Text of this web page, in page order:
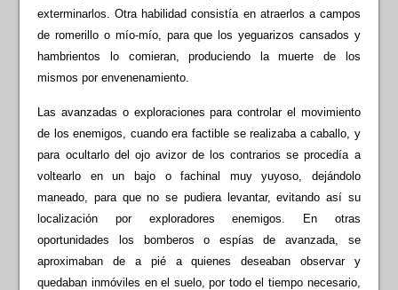
exterminarlos. Otra habilidad consistía en atraerlos a campos
de romerillo o mío-mío, para que los yeguarizos cansados y
hambrientos lo comieran, produciendo la muerte de los
mismos por envenenamiento.
Las avanzadas o exploraciones para controlar el movimiento
de los enemigos, cuando era factible se realizaba a caballo, y
para ocultarlo del ojo avizor de los contrarios se procedía a
voltearlo en un bajo o fachinal muy yuyoso, dejándolo
maneado, para que no se pudiera levantar, evitando así su
localización por exploradores enemigos. En otras
oportunidades los bomberos o espías de avanzada, se
aproximaban de a pié a quienes deseaban observar y
quedaban inmóviles en el suelo, por todo el tiempo necesario,